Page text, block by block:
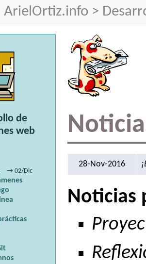
ArielOrtiz.info >
de
web
→ 02/Dic
28-Nov-2016
Noticias